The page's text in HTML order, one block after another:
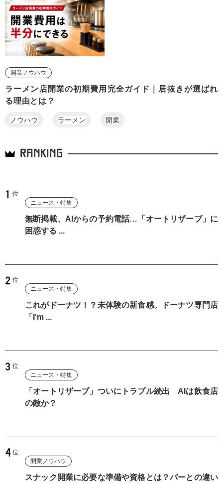
開業ノウハウ
ラーメン店開業の初期費用完全ガイド｜居抜きが選ばれ
る理由とは？
ノウハウ ラーメン 開業
RANKING
ニュース・特集
無断掲載、AIからの予約電話…「オートリザーブ」に
困惑する ...
ニュース・特集
これがドーナツ！？未体験の新食感。ドーナツ専門店
「I'm ...
ニュース・特集
「オートリザーブ」ついにトラブル続出 AIは飲食店
の敵か？
開業ノウハウ
スナック開業に必要な準備や資格とは？バーとの違い